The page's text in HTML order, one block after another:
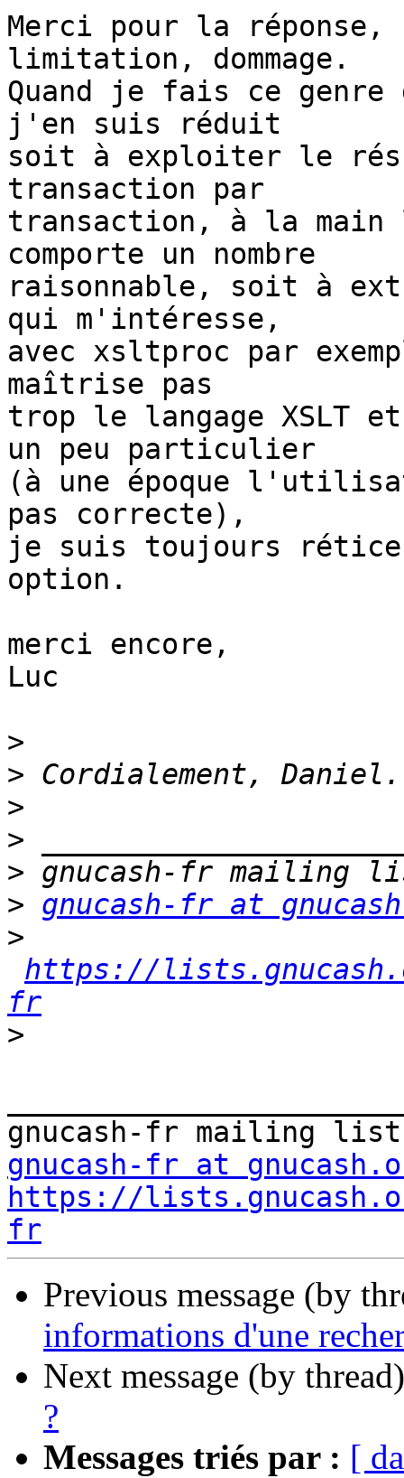
Merci pour la
limitation, dommage.
Quand je fais ce genre
j'en suis réduit
soit à exploiter le
transaction par
transaction, à la main
comporte un nombre
raisonnable, soit à
qui m'intéresse,
avec xsltproc par
maîtrise pas
trop le langage XSLT et
un peu particulier
(à une époque
pas correcte),
je suis toujours
option.
merci encore,
Luc
>
>
>
>
>
> gnucash-fr at
>
https://
fr
>
gnucash-fr at
https://
fr
Previous message (by
informations d'une
Next message (by
?
Messages triés par : [